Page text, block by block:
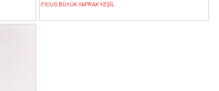
FICUS BÜYÜK YAPRAK YEŞİL